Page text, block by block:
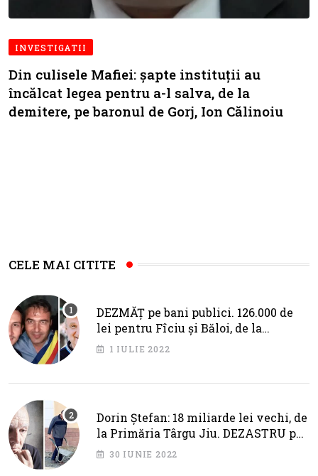
INVESTIGATII
Din culisele Mafiei: șapte instituții au
încălcat legea pentru a-l salva, de la
demitere, pe baronul de Gorj, Ion Călinoiu
CELE MAI CITITE
DEZMĂȚ pe bani publici. 126.000 de
lei pentru Fîciu și Băloi, de la
primarul Cotojman
1 IULIE 2022
Dorin Ștefan: 18 miliarde lei vechi, de
la Primăria Târgu Jiu. DEZASTRU pe
AXA BRÂNCUȘI
30 IUNIE 2022